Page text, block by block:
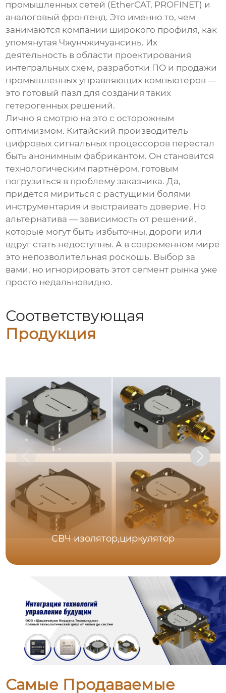
промышленных сетей (EtherCAT, PROFINET) и
аналоговый фронтенд. Это именно то, чем
занимаются компании широкого профиля, как
упомянутая Чжунчжичуансинь. Их
деятельность в области проектирования
интегральных схем, разработки ПО и продажи
промышленных управляющих компьютеров —
это готовый пазл для создания таких
гетерогенных решений.
Лично я смотрю на это с осторожным
оптимизмом. Китайский производитель
цифровых сигнальных процессоров перестал
быть анонимным фабрикантом. Он становится
технологическим партнёром, готовым
погрузиться в проблему заказчика. Да,
придётся мириться с растущими болями
инструментария и выстраивать доверие. Но
альтернатива — зависимость от решений,
которые могут быть избыточны, дороги или
вдруг стать недоступны. А в современном мире
это непозволительная роскошь. Выбор за
вами, но игнорировать этот сегмент рынка уже
просто недальновидно.
Соответствующая
Продукция
СВЧ изолятор,циркулятор
Самые Продаваемые